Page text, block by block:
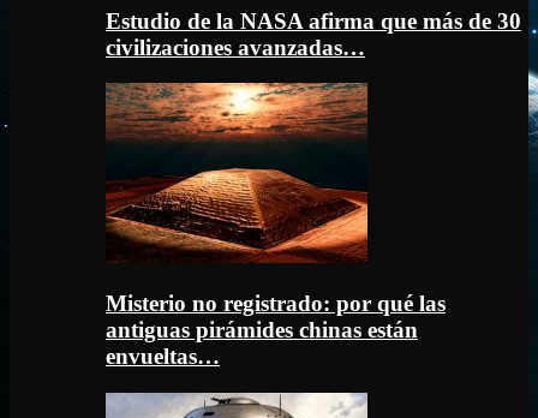
Estudio de la NASA afirma que más de 30
civilizaciones avanzadas…
Misterio no registrado: por qué las
antiguas pirámides chinas están
envueltas…